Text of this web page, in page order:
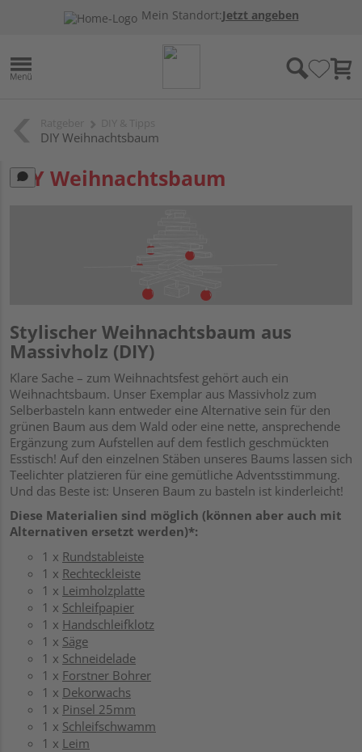
Mein Standort:Jetzt angeben
DIY Weihnachtsbaum
DIY Weihnachtsbaum
Stylischer Weihnachtsbaum aus
Massivholz (DIY)
Klare Sache – zum Weihnachtsfest gehört auch ein
Weihnachtsbaum. Unser Exemplar aus Massivholz zum
Selberbasteln kann entweder eine Alternative sein für den
grünen Baum aus dem Wald oder eine nette, ansprechende
Ergänzung zum Aufstellen auf dem festlich geschmückten
Esstisch! Auf den einzelnen Stäben unseres Baums lassen sich
Teelichter platzieren für eine gemütliche Adventsstimmung.
Und das Beste ist: Unseren Baum zu basteln ist kinderleicht!
Diese Materialien sind möglich (können aber auch mit
Alternativen ersetzt werden)*:
1 x Rundstableiste
1 x Rechteckleiste
1 x Leimholzplatte
1 x Schleifpapier
1 x Handschleifklotz
1 x Säge
1 x Schneidelade
1 x Forstner Bohrer
1 x Dekorwachs
1 x Pinsel 25mm
1 x Schleifschwamm
1 x Leim